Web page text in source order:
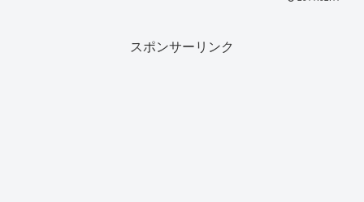
スポンサーリンク